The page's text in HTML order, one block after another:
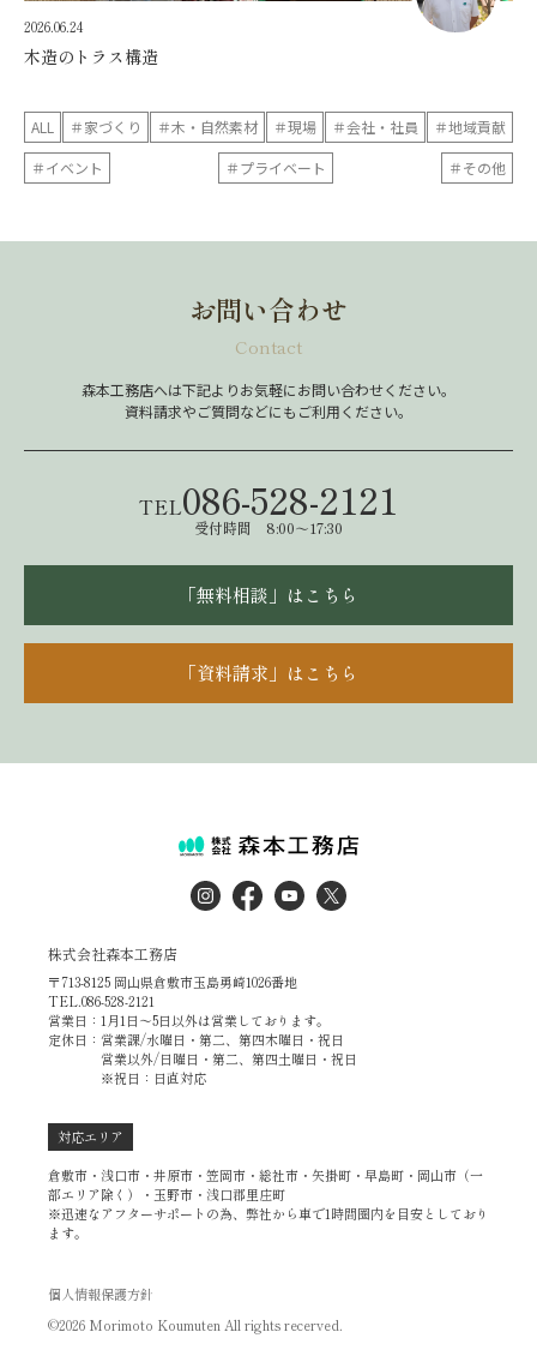
2026.06.24
木造のトラス構造
ALL ＃家づくり ＃木・自然素材 ＃現場 ＃会社・社員
＃地域貢献
＃イベント
＃プライベート ＃その他
お問い合わせ
Contact
森本工務店へは下記よりお気軽にお問い合わせください。
資料請求やご質問などにもご利用ください。
TEL086-528-2121
受付時間 8:00～17:30
「無料相談」はこちら
「資料請求」はこちら
株式会社森本工務店
〒713-8125 岡山県倉敷市玉島勇崎1026番地
TEL.086-528-2121
営業日：1月1日～5日以外は営業しております。
定休日：営業課/水曜日・第二、第四木曜日・祝日
営業以外/日曜日・第二、第四土曜日・祝日
※祝日：日直対応
対応エリア
倉敷市・浅口市・井原市・笠岡市・総社市・矢掛町・早島町・岡山市（一
部エリア除く）・玉野市・浅口郡里庄町
※迅速なアフターサポートの為、弊社から車で1時間圏内を目安としており
ます。
個人情報保護方針
©2026 Morimoto Koumuten All rights recerved.